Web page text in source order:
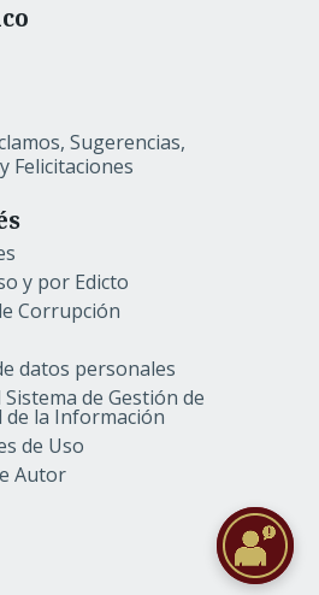
Sugerencias,
Felicitaciones
y por Edicto
Corrupción
datos personales
de Gestión de
de la Información
de Uso
Autor